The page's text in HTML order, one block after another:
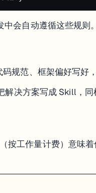
$3.00 部署费 $1/月
期间 — Replit 移动端
A 破了 B，修了 B 又破了
会自动遵循这些规则。
码规范、框架偏好写好
解决方案写成 Skill，
工作量计费）意味着